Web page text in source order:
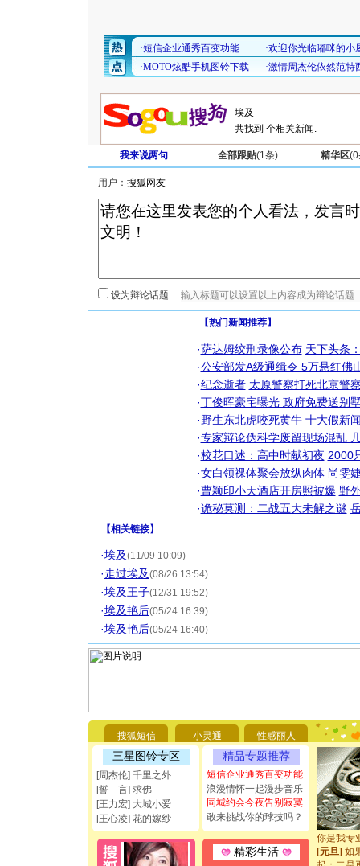
共找到 个相关新闻.
我来说两句 全部跟贴(1条) 精华区(0
用户：
设为辩论话题
【热门新闻推荐】
·萨达姆绞刑录像公布 天下头条
·公安部发A级通缉令 5万悬红佛
·纪念逝者 太原警察打死北京警
·丁俊晖豪宅曝光 政府免费送别
·野生东北虎咬死黄牛 十大假新
·专家辩论伪科学废留现场混乱
·校花口述：高中时献初夜 2000
·女白领祼体聚会放纵肉体 尚雯
·曹颖印小天酒店开房照被爆 野
·诡秘莫测：二战五大未解之谜
【相关链接】
·埃及(11/09 10:09)
·走过埃及(08/26 13:54)
·埃及王子(12/31 19:52)
·埃及艳后(05/24 16:39)
·埃及艳后(05/24 16:40)
搜狐短信 小灵通 性感丽人
三星图铃专区
[周杰伦] 千里之外
[誓 言] 求佛
[王力宏] 大城小爱
[王心凌] 花的嫁纱
精品专题推荐
短信企业通秀百变功能
浪漫情怀一起漫步音乐
同城约会今夜告别寂寞
敢来挑战你的球技吗？
精彩生活
你太多，
要平安！
[圣诞节]
能正大光
都要快乐
[圣诞节]
如意,快
[元旦]看
断电。爱
你是我专
[元旦]如
起；二是